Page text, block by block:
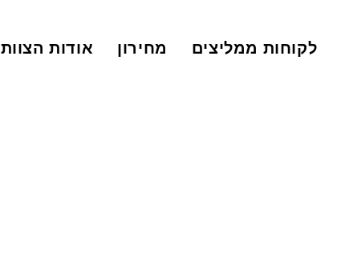
לקוחות ממליצים מחירון אודות הצוות